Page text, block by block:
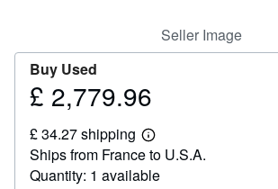
Seller Image
Buy Used
Price
2,779.96
£ 2,779.96
£ 34.27 shipping
Learn
more
about
shipping
Ships from France to U.S.A.
Quantity: 1 available